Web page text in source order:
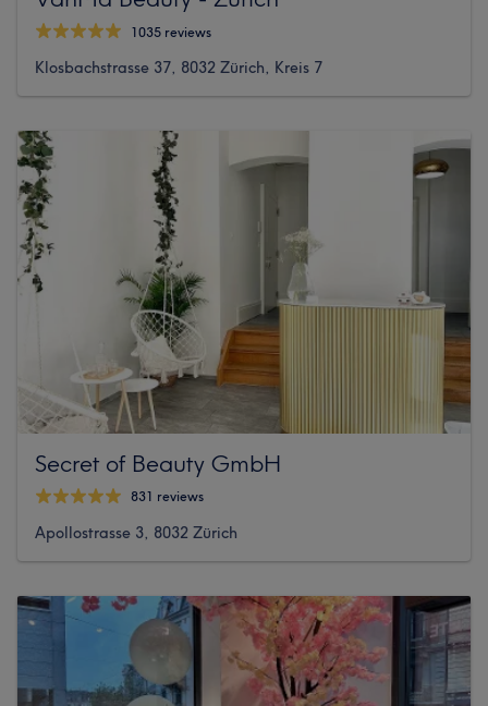
1035 reviews
Klosbachstrasse 37, 8032 Zürich, Kreis 7
Secret of Beauty GmbH
831 reviews
Apollostrasse 3, 8032 Zürich